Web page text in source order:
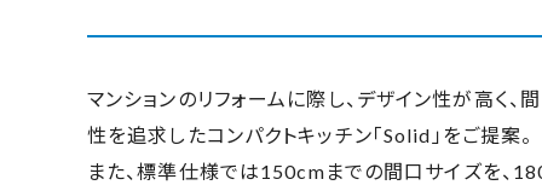
マンションのリフォームに際し、デザイン性が高く
性を追求したコンパクトキッチン「Solid」をご提案。
また、標準仕様では150cmまでの間口サイズを、